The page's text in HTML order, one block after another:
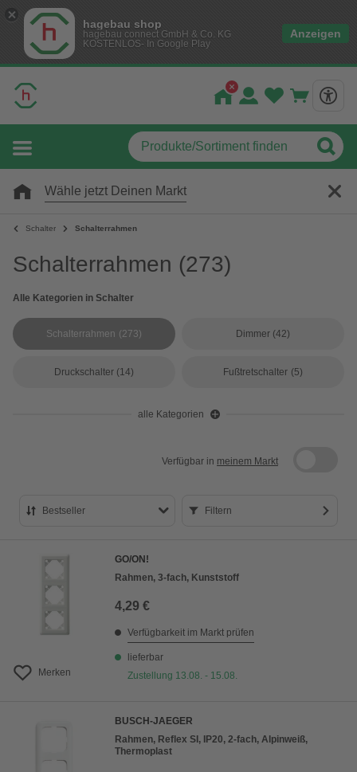
hagebau shop
hagebau connect GmbH & Co. KG
KOSTENLOS- In Google Play
Anzeigen
Wähle jetzt Deinen Markt
Schalter Schalterrahmen
Schalterrahmen (273)
Alle Kategorien in Schalter
Schalterrahmen (273) Dimmer (42)
Druckschalter (14) Fußtretschalter (5)
alle Kategorien
Verfügbar in meinem Markt
Bestseller
Preis aufsteigend
Preis absteigend
Filtern
Merken
GO/ON!
Rahmen, 3-fach, Kunststoff
4,29 €
Verfügbarkeit im Markt prüfen
lieferbar
Zustellung 13.08. - 15.08.
BUSCH-JAEGER
Rahmen, Reflex SI, IP20, 2-fach, Alpinweiß,
Thermoplast